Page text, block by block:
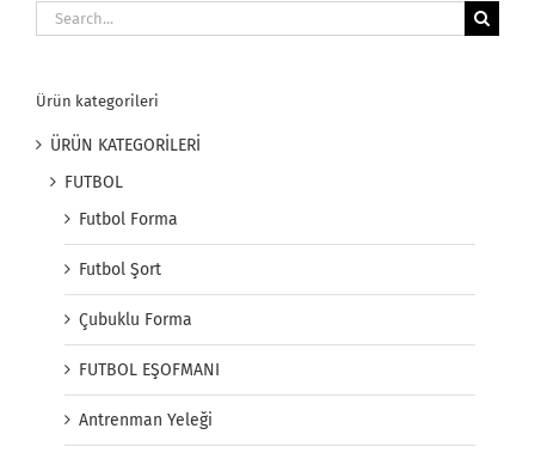
Search
for:
Ürün kategorileri
ÜRÜN KATEGORİLERİ
FUTBOL
Futbol Forma
Futbol Şort
Çubuklu Forma
FUTBOL EŞOFMANI
Antrenman Yeleği